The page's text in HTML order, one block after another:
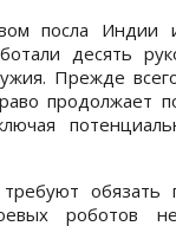
посла Индии
десять
Прежде
продолжает
обязать
роботов